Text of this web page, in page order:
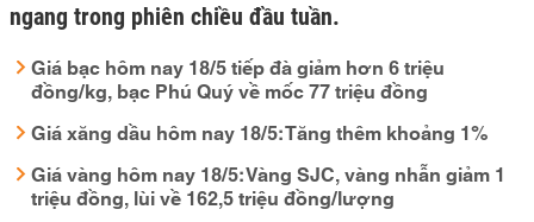
ngang trong phiên chiều đầu tuần.
Giá bạc hôm nay 18/5 tiếp đà giảm hơn 6 triệu
đồng/kg, bạc Phú Quý về mốc 77 triệu đồng
Giá xăng dầu hôm nay 18/5: Tăng thêm khoảng 1%
Giá vàng hôm nay 18/5: Vàng SJC, vàng nhẫn giảm 1
triệu đồng, lùi về 162,5 triệu đồng/lượng